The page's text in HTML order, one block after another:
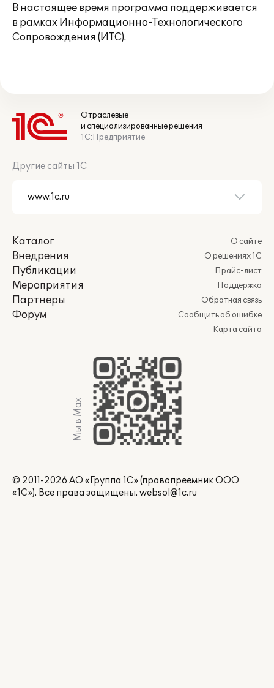
В настоящее время программа поддерживается
в рамках Информационно-Технологического
Сопровождения (ИТС).
Отраслевые
и специализированные решения
1С:Предприятие
Другие сайты 1С
Каталог
Внедрения
Публикации
Мероприятия
Партнеры
Форум
О сайте
О решениях 1С
Прайс-лист
Поддержка
Обратная связь
Сообщить об ошибке
Карта сайта
Мы в Max
© 2011-2026 АО «Группа 1С» (правопреемник ООО
«1С»). Все права защищены. websol@1c.ru